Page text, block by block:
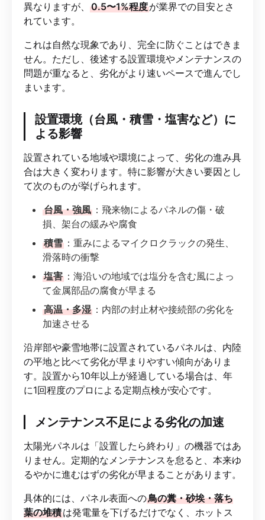
異なりますが、 0.5〜1%程度が業界での目安とさ
れています。
これは自然な現象であり、完全に防ぐことはできま
せん。ただし、後述する設置環境やメンテナンスの
問題が重なると、劣化がより速いペースで進んでし
まいます。
設置環境（台風・積雪・塩害など）に
よる影響
設置されている地域や環境によって、劣化の進み具
合は大きく変わります。特に影響が大きい要因とし
て次のものが挙げられます。
台風・強風 ：飛来物によるパネルの傷・破
損、架台の緩みや腐食
積雪 ：重みによるマイクロクラックの発生、
滑落時の衝撃
塩害 ：海沿いの地域では塩分を含む風によっ
て金属部品の腐食が早まる
高温・多湿 ：内部の封止材や接続部の劣化を
加速させる
沿岸部や豪雪地帯に設置されているパネルは、内陸
の平地と比べて劣化が早まりやすい傾向がありま
す。設置から10年以上が経過している場合は、年
に1回程度のプロによる定期点検が安心です。
メンテナンス不足による劣化の加速
太陽光パネルは「設置したら終わり」の機器ではあ
りません。定期的なメンテナンスを怠ると、本来ゆ
るやかに進むはずの劣化が早まることがあります。
具体的には、パネル表面への鳥の糞・砂埃・落ち
葉の堆積は発電量を下げるだけでなく、ホットス